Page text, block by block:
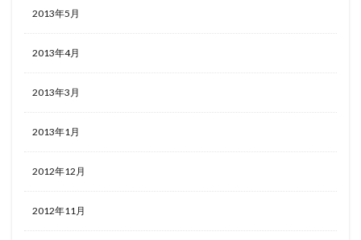
2013年5月
2013年4月
2013年3月
2013年1月
2012年12月
2012年11月